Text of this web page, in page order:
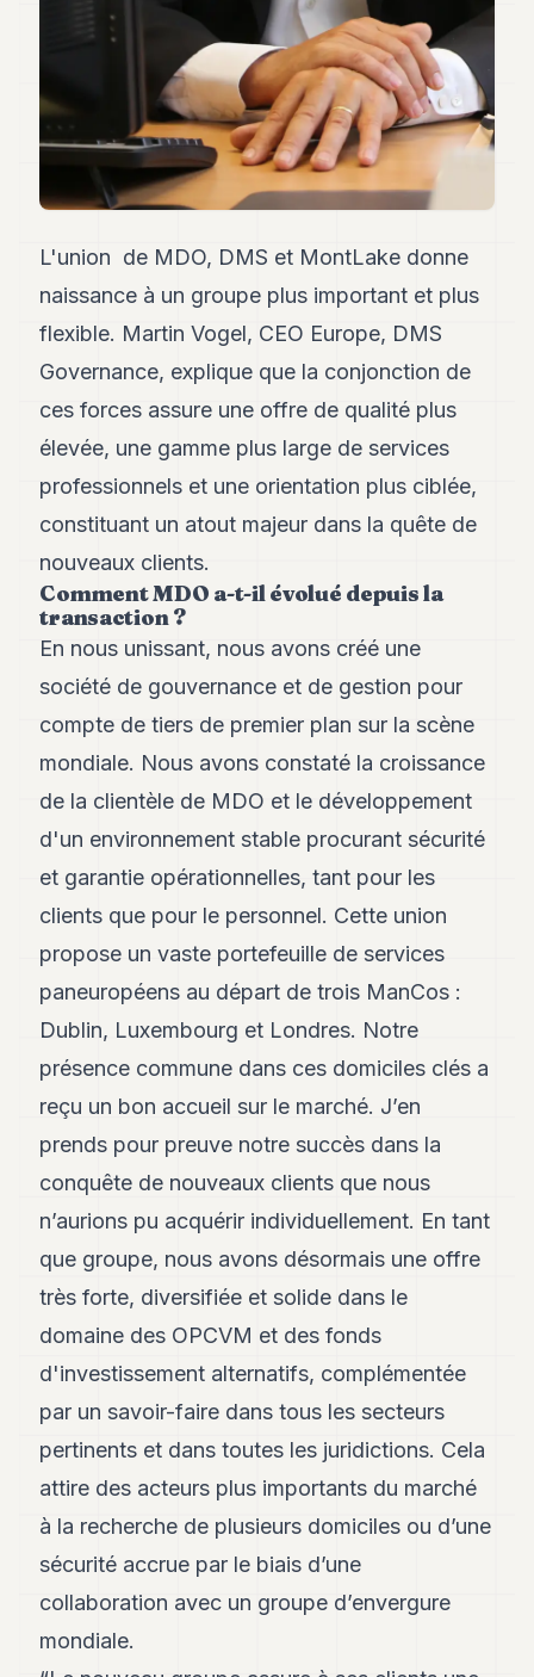
21
Andy
19
18
Andy
15
14
Andy
13
Andy
Andy
11
10
Andy
9
Andy
8
Andy
Andy
6
5
Andy
3
TECH
FINANCE
ART
DE
VIVRE
ARTS
ASSURANCE
POLITIQUE
IMMOBILIER
PRIVATE
SPORT
JURIDIQUE
ENTREPRISES
CONTACT
L'union de MDO, DMS et MontLake donne
naissance à un groupe plus important et plus
flexible. Martin Vogel, CEO Europe, DMS
Governance, explique que la conjonction de
ces forces assure une offre de qualité plus
élevée, une gamme plus large de services
professionnels et une orientation plus ciblée,
constituant un atout majeur dans la quête de
nouveaux clients.
Comment MDO a-t-il évolué depuis la
transaction ?
En nous unissant, nous avons créé une
société de gouvernance et de gestion pour
compte de tiers de premier plan sur la scène
mondiale. Nous avons constaté la croissance
de la clientèle de MDO et le développement
d'un environnement stable procurant sécurité
et garantie opérationnelles, tant pour les
clients que pour le personnel. Cette union
propose un vaste portefeuille de services
paneuropéens au départ de trois ManCos :
Dublin, Luxembourg et Londres. Notre
présence commune dans ces domiciles clés a
reçu un bon accueil sur le marché. J’en
prends pour preuve notre succès dans la
conquête de nouveaux clients que nous
n’aurions pu acquérir individuellement. En tant
que groupe, nous avons désormais une offre
très forte, diversifiée et solide dans le
domaine des OPCVM et des fonds
d'investissement alternatifs, complémentée
par un savoir-faire dans tous les secteurs
pertinents et dans toutes les juridictions. Cela
attire des acteurs plus importants du marché
à la recherche de plusieurs domiciles ou d’une
sécurité accrue par le biais d’une
collaboration avec un groupe d’envergure
mondiale.